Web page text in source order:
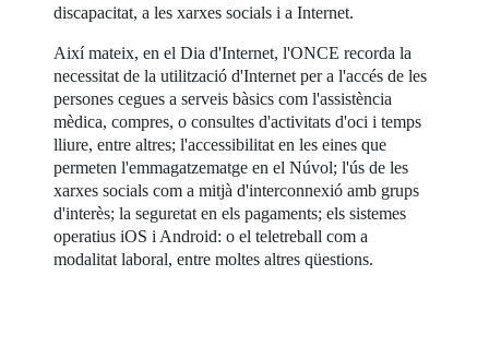
discapacitat, a les xarxes socials i a Internet.
Així mateix, en el Dia d'Internet, l'ONCE recorda la
necessitat de la utilització d'Internet per a l'accés de les
persones cegues a serveis bàsics com l'assistència
mèdica, compres, o consultes d'activitats d'oci i temps
lliure, entre altres; l'accessibilitat en les eines que
permeten l'emmagatzematge en el Núvol; l'ús de les
xarxes socials com a mitjà d'interconnexió amb grups
d'interès; la seguretat en els pagaments; els sistemes
operatius iOS i Android: o el teletreball com a
modalitat laboral, entre moltes altres qüestions.